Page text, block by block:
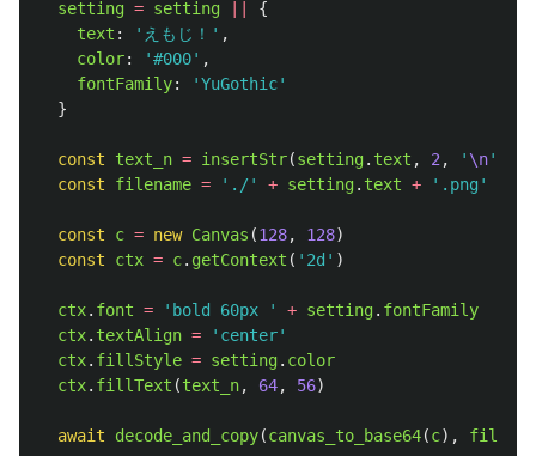
setting = setting ||
{
text : ' えもじ！ ' ,
color: '#000' ,
fontFamily: 'YuGothic'
}
const text_n = insertStr(setting. text , 2 , ' \n'
const
filename = ' ./' + setting. text + ' .png '
const c = new Canvas (128, 128)
const
ctx = c. getContext ( ' 2d ' )
ctx. font = ' bold 60px ' + setting. fontFamily
ctx. textAlign = ' center'
ctx. fillStyle = setting. color
ctx. fillText (text_n, 64, 56)
await decode_and_copy(canvas_to_base64(c),